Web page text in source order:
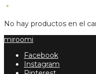
No hay productos en el
miroomi
Facebook
Instagram